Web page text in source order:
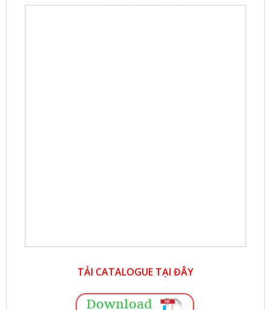
TẢI CATALOGUE TẠI ĐÂY